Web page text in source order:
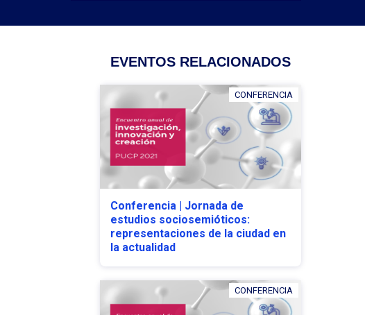
EVENTOS RELACIONADOS
CONFERENCIA
Conferencia | Jornada de
estudios sociosemióticos:
representaciones de la ciudad en
la actualidad
CONFERENCIA